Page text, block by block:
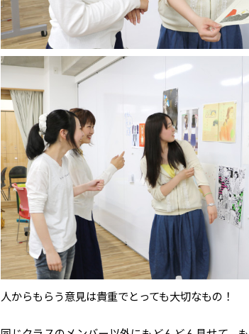
人からもらう意見は貴重でとっても大切なもの！